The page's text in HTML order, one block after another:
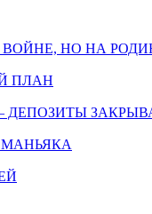
ВОЙНЕ, НО НА
ПЛАН
ДЕПОЗИТЫ